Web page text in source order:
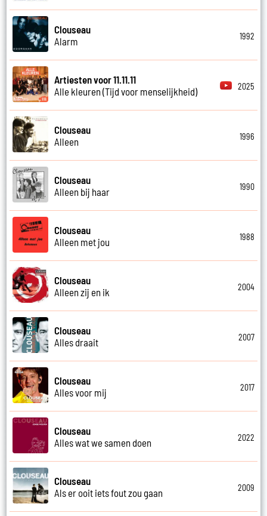
Clouseau
Alarm
1992
Artiesten voor 11.11.11
Alle kleuren (Tijd voor menselijkheid)
2025
Clouseau
Alleen
1996
Clouseau
Alleen bij haar
1990
Clouseau
Alleen met jou
1988
Clouseau
Alleen zij en ik
2004
Clouseau
Alles draait
2007
Clouseau
Alles voor mij
2017
Clouseau
Alles wat we samen doen
2022
Clouseau
Als er ooit iets fout zou gaan
2009